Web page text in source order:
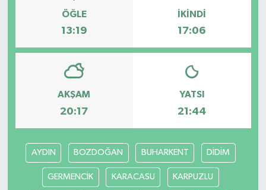
ÖĞLE
13:19
İKINDI
17:06
AKŞAM
20:17
YATSI
21:44
AYDIN BOZDOĞAN BUHARKENT DİDİM
GERMENCİK KARACASU KARPUZLU